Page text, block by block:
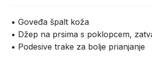
• Goveđa špalt koža
• Džep na prsima s poklopcem,
• Podesive trake za bolje prianjanje